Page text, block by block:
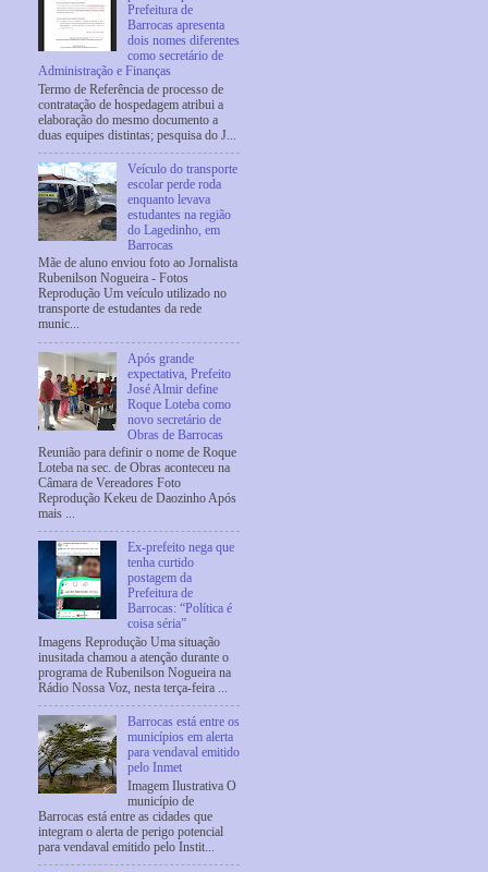
Prefeitura de
Barrocas apresenta
dois nomes diferentes
como secretário de
Administração e Finanças
Termo de Referência de processo de
contratação de hospedagem atribui a
elaboração do mesmo documento a
duas equipes distintas; pesquisa do J...
Veículo do transporte
escolar perde roda
enquanto levava
estudantes na região
do Lagedinho, em
Barrocas
Mãe de aluno enviou foto ao Jornalista
Rubenilson Nogueira - Fotos
Reprodução Um veículo utilizado no
transporte de estudantes da rede
munic...
Após grande
expectativa, Prefeito
José Almir define
Roque Loteba como
novo secretário de
Obras de Barrocas
Reunião para definir o nome de Roque
Loteba na sec. de Obras aconteceu na
Câmara de Vereadores Foto
Reprodução Kekeu de Daozinho Após
mais ...
Ex-prefeito nega que
tenha curtido
postagem da
Prefeitura de
Barrocas: “Política é
coisa séria”
Imagens Reprodução Uma situação
inusitada chamou a atenção durante o
programa de Rubenilson Nogueira na
Rádio Nossa Voz, nesta terça-feira ...
Barrocas está entre os
municípios em alerta
para vendaval emitido
pelo Inmet
Imagem Ilustrativa O
município de
Barrocas está entre as cidades que
integram o alerta de perigo potencial
para vendaval emitido pelo Instit...